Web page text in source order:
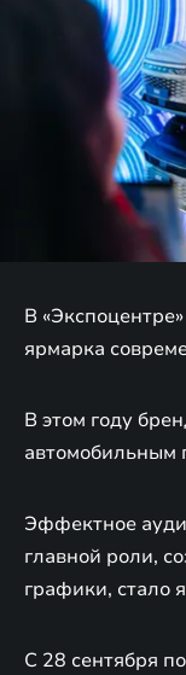
В
ярмарка
В этом году
автомобильным
Эффектное
главной роли,
графики, стало
С 28 сентября